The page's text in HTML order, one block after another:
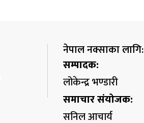
नेपाल नक्साका लागि:
सम्पादक:
लोकेन्द्र भण्डारी
समाचार संयोजक:
सुनिल आचार्य